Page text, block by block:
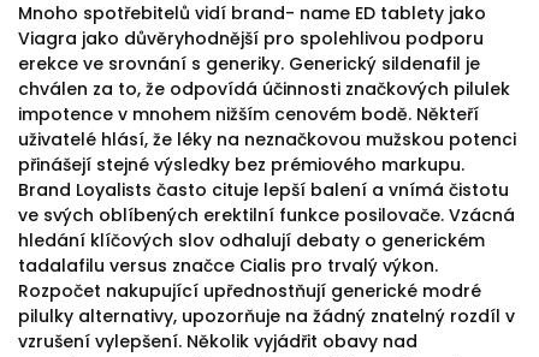
Mnoho spotřebitelů vidí brand- name ED tablety jako
Viagra jako důvěryhodnější pro spolehlivou podporu
erekce ve srovnání s generiky. Generický sildenafil je
chválen za to, že odpovídá účinnosti značkových pilulek
impotence v mnohem nižším cenovém bodě. Někteří
uživatelé hlásí, že léky na neznačkovou mužskou potenci
přinášejí stejné výsledky bez prémiového markupu.
Brand Loyalists často cituje lepší balení a vnímá čistotu
ve svých oblíbených erektilní funkce posilovače. Vzácná
hledání klíčových slov odhalují debaty o generickém
tadalafilu versus značce Cialis pro trvalý výkon.
Rozpočet nakupující upřednostňují generické modré
pilulky alternativy, upozorňuje na žádný znatelný rozdíl v
vzrušení vylepšení. Několik vyjádřit obavy nad